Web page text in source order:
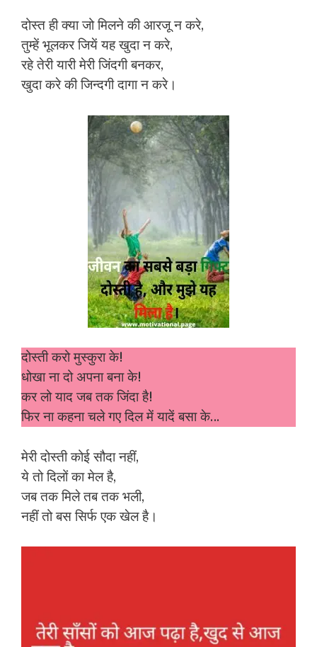
दोस्त ही क्या जो मिलने की आरजू न करे,
तुम्हें भूलकर जियें यह खुदा न करे,
रहे तेरी यारी मेरी जिंदगी बनकर,
खुदा करे की जिन्दगी दागा न करे।
दोस्ती करो मुस्कुरा के!
धोखा ना दो अपना बना के!
कर लो याद जब तक जिंदा है!
फिर ना कहना चले गए दिल में यादें बसा के…
मेरी दोस्ती कोई सौदा नहीं,
ये तो दिलों का मेल है,
जब तक मिले तब तक भली,
नहीं तो बस सिर्फ एक खेल है।